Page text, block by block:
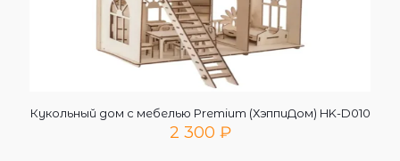
Кукольный дом с мебелью Premium (ХэппиДом) HK-D010
2 300 ₽